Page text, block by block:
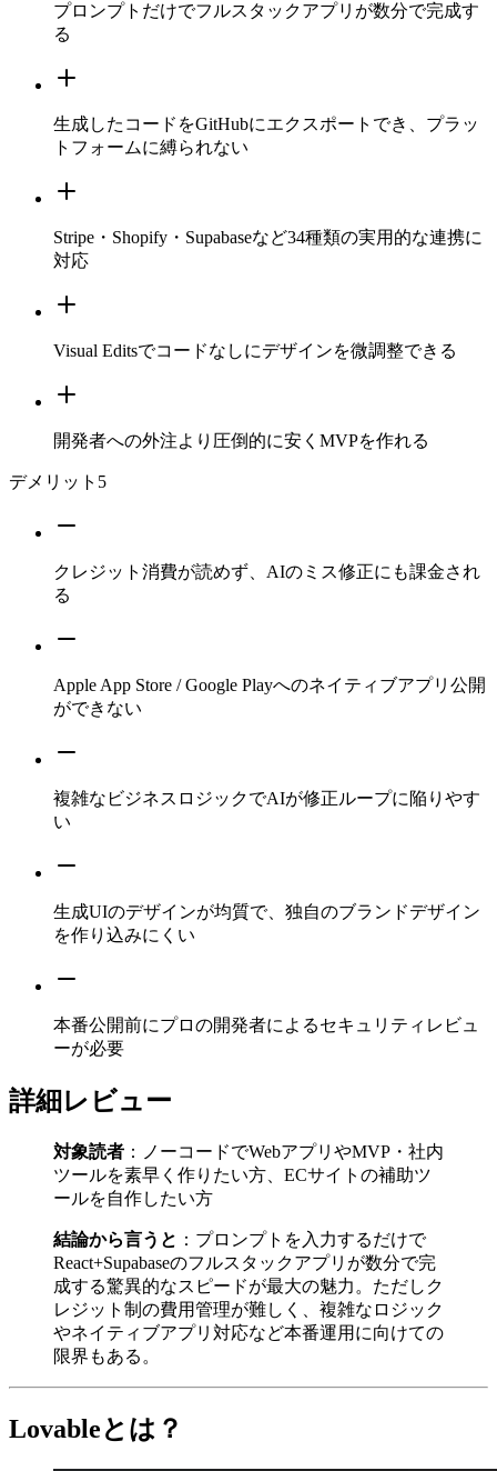
プロンプトだけでフルスタックアプリが数分で完成す
る
生成したコードをGitHubにエクスポートでき、プラッ
トフォームに縛られない
Stripe・Shopify・Supabaseなど34種類の実用的な連携に
対応
Visual Editsでコードなしにデザインを微調整できる
開発者への外注より圧倒的に安くMVPを作れる
デメリット 5
クレジット消費が読めず、AIのミス修正にも課金され
る
Apple App Store / Google Playへのネイティブアプリ公開
ができない
複雑なビジネスロジックでAIが修正ループに陥りやす
い
生成UIのデザインが均質で、独自のブランドデザイン
を作り込みにくい
本番公開前にプロの開発者によるセキュリティレビュ
ーが必要
詳細レビュー
対象読者 ：ノーコードでWebアプリやMVP・社内
ツールを素早く作りたい方、ECサイトの補助ツ
ールを自作したい方
結論から言うと ：プロンプトを入力するだけで
React+Supabaseのフルスタックアプリが数分で完
成する驚異的なスピードが最大の魅力。ただしク
レジット制の費用管理が難しく、複雑なロジック
やネイティブアプリ対応など本番運用に向けての
限界もある。
Lovableとは？